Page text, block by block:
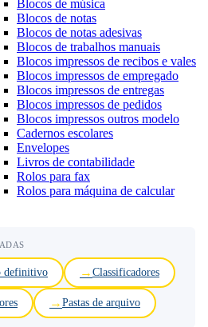
Blocos de música
Blocos de notas
Blocos de notas adesivas
Blocos de trabalhos manuais
Blocos impressos de recibos e vales
Blocos impressos de empregado
Blocos impressos de entregas
Blocos impressos de pedidos
Blocos impressos outros modelo
Cadernos escolares
Envelopes
Livros de contabilidade
Rolos para fax
Rolos para máquina de calcular
definitivo Classificadores
Pastas de arquivo